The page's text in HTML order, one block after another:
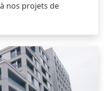
nos projets de